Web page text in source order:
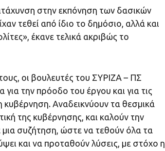
στην εκπόνηση των δασικών
τεθεί από ίδιο το δημόσιο, αλλά και
έκανε τελικά ακριβώς το
οι βουλευτές του ΣΥΡΙΖΑ – ΠΣ
για την πρόοδο του έργου και για τις
κυβέρνηση. Αναδεικνύουν τα θεσμικά
της κυβέρνησης, και καλούν την
συζήτηση, ώστε να τεθούν όλα τα
και να προταθούν λύσεις, με στόχο η